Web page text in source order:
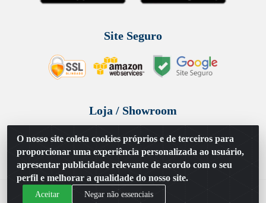
O nosso site coleta cookies próprios e de terceiros para
proporcionar uma experiência personalizada ao usuário,
apresentar publicidade relevante de acordo com o seu
perfil e melhorar a qualidade do nosso site.
Aceitar Negar não essenciais
Site Seguro
Loja / Showroom
Tel.: (11) 3314 6400
Av Vautier, 468 - Pari - São Paulo/SP
Issam Importação e Exportação LTDA - Av. Vautier, 468 - Pari, São